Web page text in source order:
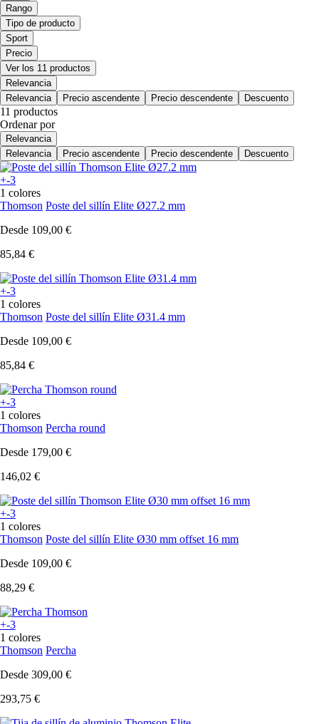
Rango
Tipo de producto
Sport
Precio
Ver los 11 productos
Relevancia
Relevancia
Precio ascendente Precio descendente Descuento
11 productos
Ordenar por
Relevancia
Relevancia
Precio ascendente Precio descendente Descuento
+-3
1 colores
Thomson Poste del sillín Elite Ø27.2 mm
Desde 109,00 €
85,84 €
+-3
1 colores
Thomson Poste del sillín Elite Ø31.4 mm
Desde 109,00 €
85,84 €
+-3
1 colores
Thomson Percha round
Desde 179,00 €
146,02 €
+-3
1 colores
Thomson Poste del sillín Elite Ø30 mm offset 16 mm
Desde 109,00 €
88,29 €
+-3
1 colores
Thomson Percha
Desde 309,00 €
293,75 €